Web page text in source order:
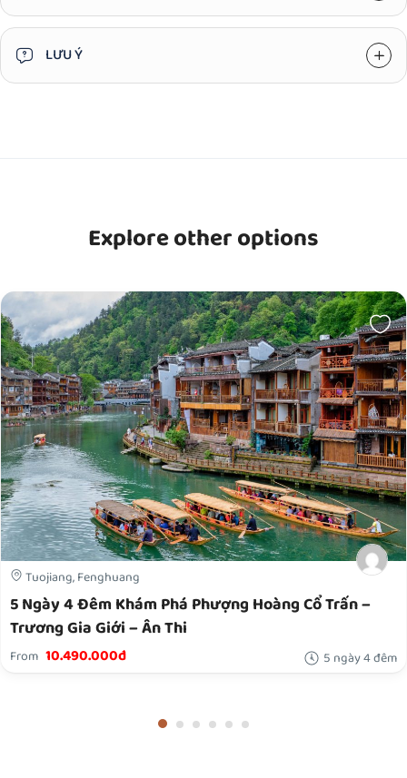
LƯU Ý
Explore other options
Tuojiang, Fenghuang
5 Ngày 4 Đêm Khám Phá Phượng Hoàng Cổ Trấn –
Trương Gia Giới – Ân Thi
From 10.490.000đ 5 ngày 4 đêm